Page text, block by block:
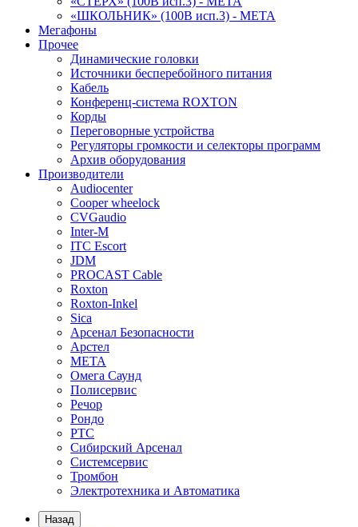
«ШКОЛЬНИК» (100В исп.3) - МЕТА
Мегафоны
Прочее
Динамические головки
Источники бесперебойного питания
Кабель
Конференц-система ROXTON
Корды
Переговорные устройства
Регуляторы громкости и селекторы программ
Архив оборудования
Производители
Audiocenter
Cooper wheelock
CVGaudio
Inter-M
ITC Escort
JDM
PROCAST Cable
Roxton
Roxton-Inkel
Sica
Арсенал Безопасности
Арстел
МЕТА
Омега Саунд
Полисервис
Речор
Рондо
РТС
Сибирский Арсенал
Системсервис
Тромбон
Электротехника и Автоматика
Назад